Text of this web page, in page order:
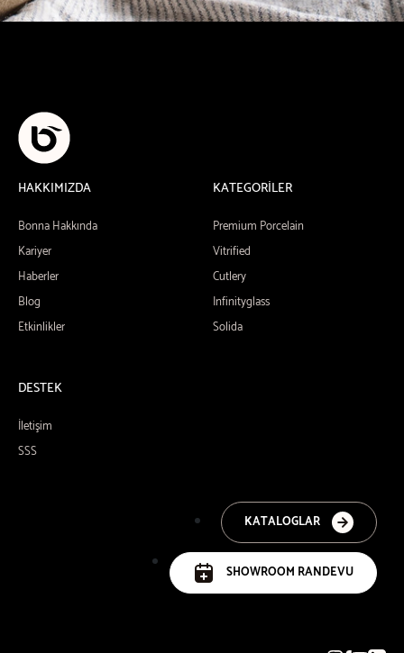
HAKKIMIZDA
Bonna Hakkında
Kariyer
Haberler
Blog
Etkinlikler
KATEGORİLER
Premium Porcelain
Vitrified
Cutlery
Infinityglass
Solida
DESTEK
İletişim
SSS
KATALOGLAR
SHOWROOM RANDEVU